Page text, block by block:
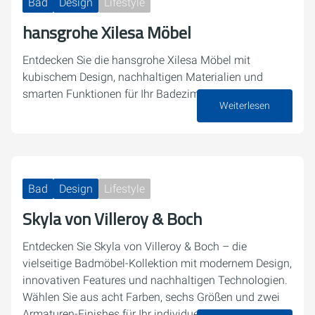
hansgrohe Xilesa Möbel
Entdecken Sie die hansgrohe Xilesa Möbel mit
kubischem Design, nachhaltigen Materialien und
smarten Funktionen für Ihr Badezimme
Weiterlesen
Bad Design Lifestyle
Skyla von Villeroy & Boch
Entdecken Sie Skyla von Villeroy & Boch – die
vielseitige Badmöbel-Kollektion mit modernem Design,
innovativen Features und nachhaltigen Technologien.
Wählen Sie aus acht Farben, sechs Größen und zwei